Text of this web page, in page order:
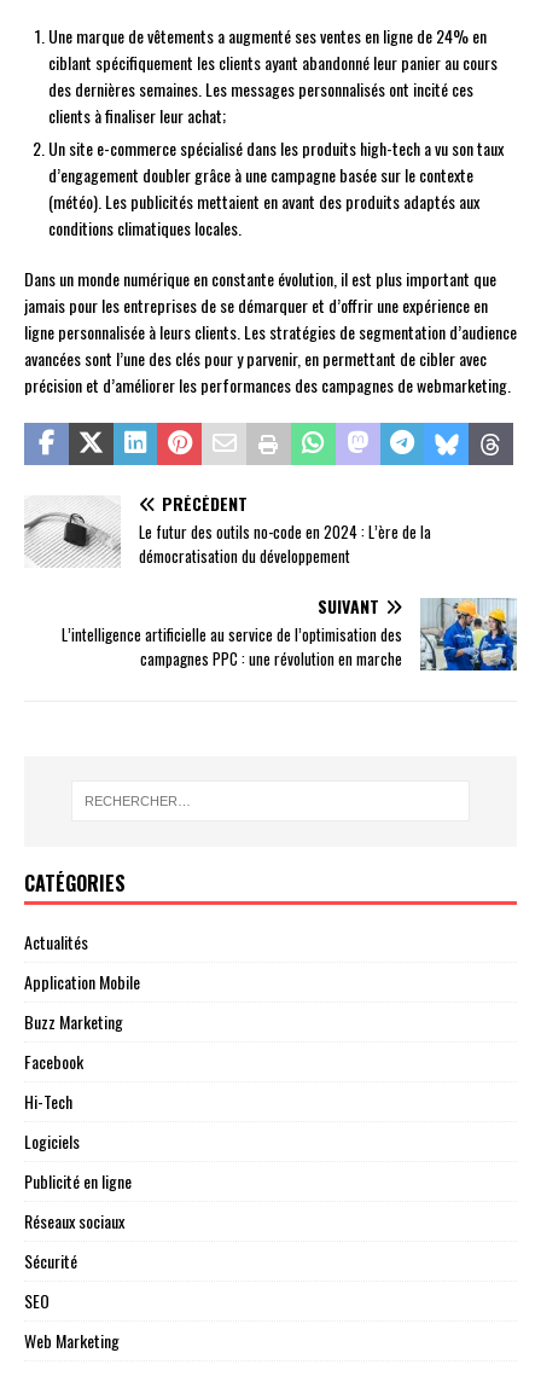
Une marque de vêtements a augmenté ses ventes en ligne de 24% en
ciblant spécifiquement les clients ayant abandonné leur panier au cours
des dernières semaines. Les messages personnalisés ont incité ces
clients à finaliser leur achat;
Un site e-commerce spécialisé dans les produits high-tech a vu son taux
d’engagement doubler grâce à une campagne basée sur le contexte
(météo). Les publicités mettaient en avant des produits adaptés aux
conditions climatiques locales.
Dans un monde numérique en constante évolution, il est plus important que
jamais pour les entreprises de se démarquer et d’offrir une expérience en
ligne personnalisée à leurs clients. Les stratégies de segmentation d’audience
avancées sont l’une des clés pour y parvenir, en permettant de cibler avec
précision et d’améliorer les performances des campagnes de webmarketing.
PRÉCÉDENT
Le futur des outils no-code en 2024 : L’ère de la
démocratisation du développement
SUIVANT
L’intelligence artificielle au service de l’optimisation des
campagnes PPC : une révolution en marche
CATÉGORIES
Actualités
Application Mobile
Buzz Marketing
Facebook
Hi-Tech
Logiciels
Publicité en ligne
Réseaux sociaux
Sécurité
SEO
Web Marketing